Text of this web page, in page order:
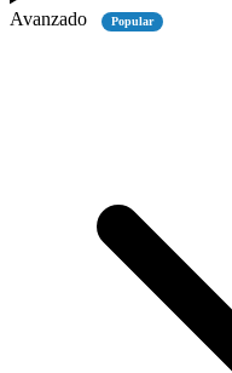
Avanzado Popular